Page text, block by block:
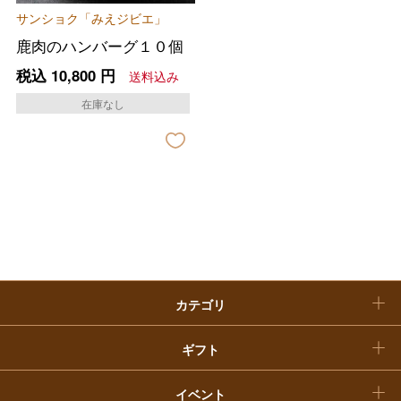
サンショク「みえジビエ」
鹿肉のハンバーグ１０個
税込 10,800円 送料込み
在庫なし
カテゴリ
ファッション
ホーム＆インテリア
ベビー＆キッズ
ギフト
結婚内祝い
お香典返し
イベント
父の日
お中元
敬老の日
福袋